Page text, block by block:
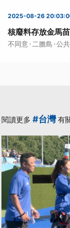
2025-08-26
核廢料存放金馬
不同意· 二膽島 ·公
閱讀更多 #台灣有